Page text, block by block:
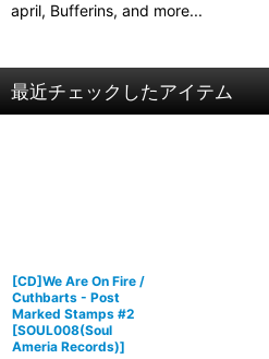
april, Bufferins, and more...
最近チェックしたアイテム
[CD]We Are On Fire /
Cuthbarts - Post
Marked Stamps #2
[SOUL008(Soul
Ameria Records)]